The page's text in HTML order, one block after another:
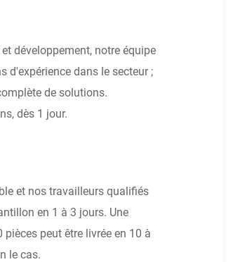
développement, notre équipe
d'expérience dans le secteur ;
de solutions.
dès 1 jour.
et nos travailleurs qualifiés
en 1 à 3 jours. Une
peut être livrée en 10 à
le cas.